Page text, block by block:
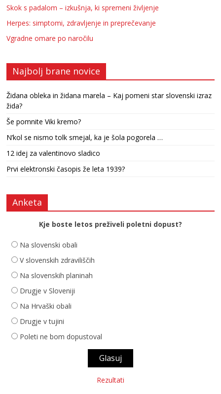
Skok s padalom – izkušnja, ki spremeni življenje
Herpes: simptomi, zdravljenje in preprečevanje
Vgradne omare po naročilu
Najbolj brane novice
Židana obleka in židana marela – Kaj pomeni star slovenski izraz
žida?
Še pomnite Viki kremo?
N’kol se nismo tolk smejal, ka je šola pogorela …
12 idej za valentinovo sladico
Prvi elektronski časopis že leta 1939?
Anketa
Kje boste letos preživeli poletni dopust?
Na slovenski obali
V slovenskih zdraviliščih
Na slovenskih planinah
Drugje v Sloveniji
Na Hrvaški obali
Drugje v tujini
Poleti ne bom dopustoval
Rezultati